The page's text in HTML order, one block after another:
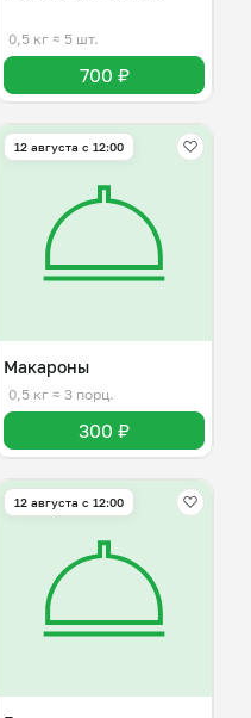
0,5 кг ≈ 5 шт.
700 ₽
12 августа с 12:00
Макароны
0,5 кг ≈ 3 порц.
300 ₽
12 августа с 12:00